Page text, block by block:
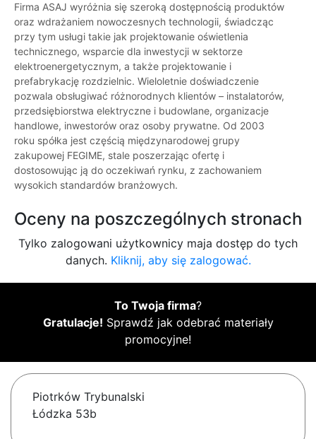
Firma ASAJ wyróżnia się szeroką dostępnością produktów
oraz wdrażaniem nowoczesnych technologii, świadcząc
przy tym usługi takie jak projektowanie oświetlenia
technicznego, wsparcie dla inwestycji w sektorze
elektroenergetycznym, a także projektowanie i
prefabrykację rozdzielnic. Wieloletnie doświadczenie
pozwala obsługiwać różnorodnych klientów – instalatorów,
przedsiębiorstwa elektryczne i budowlane, organizacje
handlowe, inwestorów oraz osoby prywatne. Od 2003
roku spółka jest częścią międzynarodowej grupy
zakupowej FEGIME, stale poszerzając ofertę i
dostosowując ją do oczekiwań rynku, z zachowaniem
wysokich standardów branżowych.
Oceny na poszczególnych stronach
Tylko zalogowani użytkownicy maja dostęp do tych
danych. Kliknij, aby się zalogować.
To Twoja firma?
Gratulacje! Sprawdź jak odebrać materiały
promocyjne!
Piotrków Trybunalski
Łódzka 53b